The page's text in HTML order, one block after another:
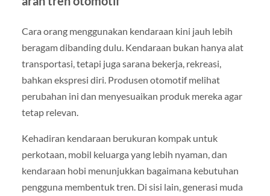
Cara orang menggunakan kendaraan kini jauh lebih
beragam dibanding dulu. Kendaraan bukan hanya alat
transportasi, tetapi juga sarana bekerja, rekreasi,
bahkan ekspresi diri. Produsen otomotif melihat
perubahan ini dan menyesuaikan produk mereka agar
tetap relevan.
Kehadiran kendaraan berukuran kompak untuk
perkotaan, mobil keluarga yang lebih nyaman, dan
kendaraan hobi menunjukkan bagaimana kebutuhan
pengguna membentuk tren. Di sisi lain, generasi muda